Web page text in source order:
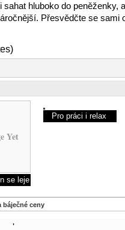
hluboko do peněženky,
Přesvědčte se
Yet
se leje
Pro práci i relax
báječné ceny
'